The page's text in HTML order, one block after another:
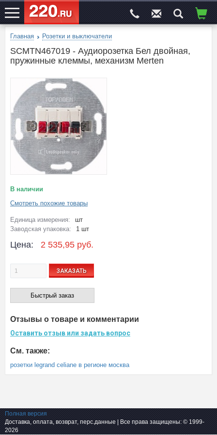
ЭЛЕКТРОСАЙТ№1
Главная Розетки и выключатели
SCMTN467019 - Аудиорозетка Бел двойная,
пружинные клеммы, механизм Merten
В наличии
Смотреть похожие товары
Единица измерения:
шт
Заводская упаковка:
1 шт
Цена: 2 535,95 руб.
ЗАКАЗАТЬ
Быстрый заказ
Отзывы о товаре и комментарии
Оставить отзыв или задать вопрос
См. также:
розетки legrand celiane в регионе москва
Полная версия
Доставка, оплата, возврат, перс.данные | Все права защищены: © 1999-
2026